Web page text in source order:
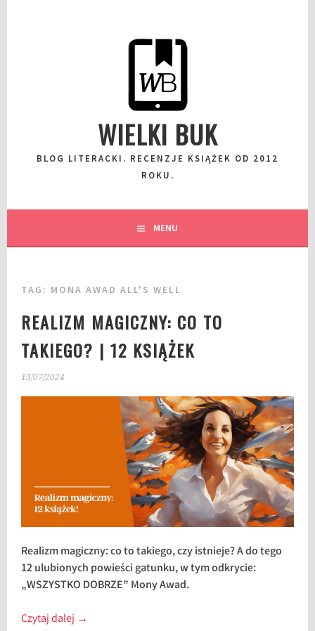
WIELKI BUK
BLOG LITERACKI. RECENZJE KSIĄŻEK OD 2012
ROKU.
MENU
TAG: MONA AWAD ALL'S WELL
REALIZM MAGICZNY: CO TO
TAKIEGO? | 12 KSIĄŻEK
13/07/2024
Realizm magiczny: co to takiego, czy istnieje? A do tego
12 ulubionych powieści gatunku, w tym odkrycie:
„WSZYSTKO DOBRZE” Mony Awad.
Czytaj dalej →